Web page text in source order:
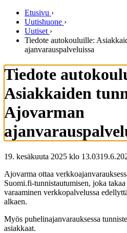
Etusivu ›
Uutishuone ›
Uutiset ›
Tiedote autokouluille:
ajanvarauspalveluissa
Tiedote
Asiakkaiden
Ajovarman
19. kesäkuuta 2025 klo 13.03
Ajovarma ottaa
Suomi.fi-tunnistautumisen, joka
varaaminen verkkopalvelussa
alkaen.
Myös puhelinajanvarauksessa
asiakkaat.